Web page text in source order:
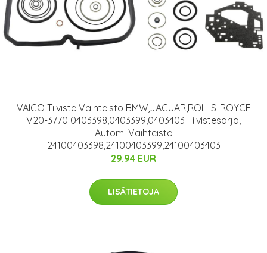
VAICO Tiiviste Vaihteisto BMW,JAGUAR,ROLLS-ROYCE
V20-3770 0403398,0403399,0403403 Tiivistesarja,
Autom. Vaihteisto
24100403398,24100403399,24100403403
29.94 EUR
LISÄTIETOJA